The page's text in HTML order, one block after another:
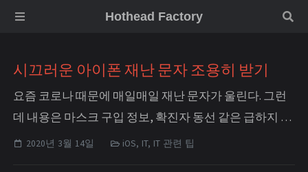
Hothead Factory
시끄러운 아이폰 재난 문자 조용히 받기
요즘 코로나 때문에 매일매일 재난 문자가 울린다. 그런
데 내용은 마스크 구입 정보, 확진자 동선 같은 급하지 않
은 ‘정보’에 가까운데도, 항상 위급한 상황인 양 우렁차게
2020년 3월 14일 iOS, IT, IT 관련 팁